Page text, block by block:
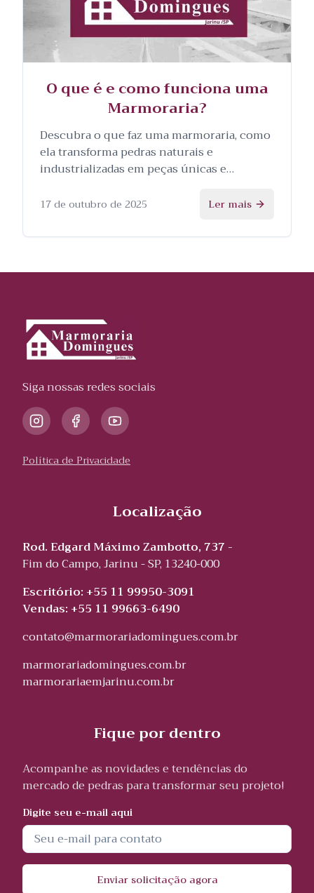
O que é e como funciona uma
Marmoraria?
Descubra o que faz uma marmoraria, como
ela transforma pedras naturais e
industrializadas em peças únicas e
processo.
17 de outubro de 2025 Ler mais
Siga nossas redes sociais
Política de Privacidade
Localização
Rod. Edgard Máximo Zambotto, 737 -
Fim do Campo, Jarinu - SP, 13240-000
Escritório: +55 11 99950-3091
Vendas: +55 11 99663-6490
contato@marmorariadomingues.com.br
marmorariadomingues.com.br
marmorariaemjarinu.com.br
Fique por dentro
Acompanhe as novidades e tendências do
mercado de pedras para transformar seu projeto!
Digite seu e-mail aqui
Enviar solicitação agora